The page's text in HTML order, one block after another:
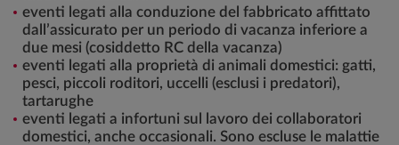
eventi legati alla conduzione del fabbricato affittato
dall’assicurato per un periodo di vacanza inferiore a
due mesi (cosiddetto RC della vacanza)
eventi legati alla proprietà di animali domestici: gatti,
pesci, piccoli roditori, uccelli (esclusi i predatori),
tartarughe
eventi legati a infortuni sul lavoro dei collaboratori
domestici, anche occasionali. Sono escluse le malattie